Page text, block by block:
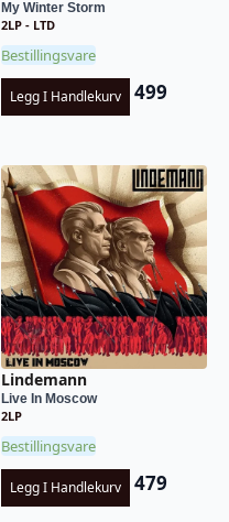
My Winter Storm
2LP - LTD
Bestillingsvare
Legg I Handlekurv 499
Lindemann
Live In Moscow
2LP
Bestillingsvare
Legg I Handlekurv 479